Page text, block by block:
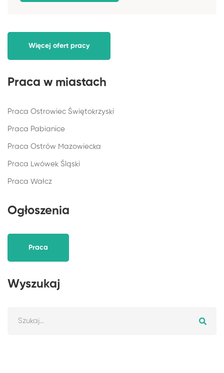
Więcej ofert pracy
Praca w miastach
Praca Ostrowiec Świętokrzyski
Praca Pabianice
Praca Ostrów Mazowiecka
Praca Lwówek Śląski
Praca Wałcz
Ogłoszenia
Praca
Wyszukaj